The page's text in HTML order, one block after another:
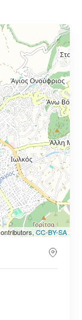
CC-BY-SA